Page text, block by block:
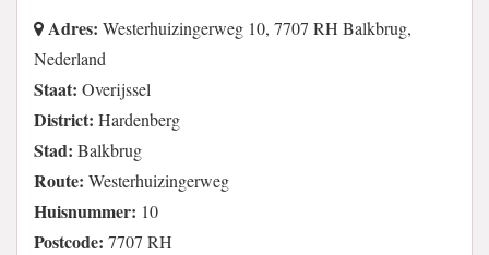
Adres: Westerhuizingerweg 10, 7707 RH Balkbrug,
Nederland
Staat: Overijssel
District: Hardenberg
Stad: Balkbrug
Route: Westerhuizingerweg
Huisnummer: 10
Postcode: 7707 RH